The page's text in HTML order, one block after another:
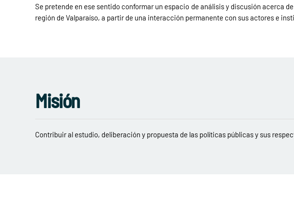
Se pretende en ese sentido conformar un espacio de análisis y discusión acerca
región de Valparaíso, a partir de una interacción permanente con sus actores e
Misión
Contribuir al estudio, deliberación y propuesta de las políticas públicas y sus